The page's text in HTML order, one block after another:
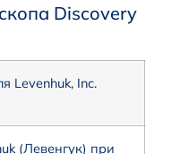
Discovery
Levenhuk, Inc.
(Левенгук) при